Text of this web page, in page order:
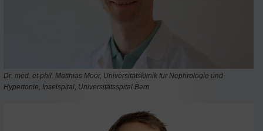
Dr. med. et phil. Matthias Moor, Universitätsklinik für Nephrologie und
Hypertonie, Inselspital, Universitätsspital Bern